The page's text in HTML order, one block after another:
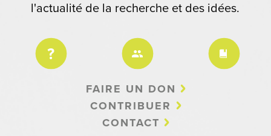
l'actualité de la recherche et des idées.
FAIRE UN DON
CONTRIBUER
CONTACT